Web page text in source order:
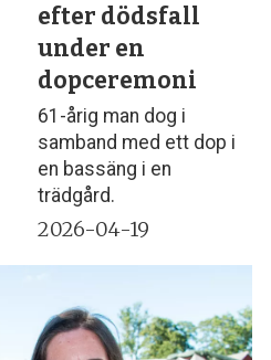
efter dödsfall
under en
dopceremoni
61-årig man dog i
samband med ett dop i
en bassäng i en
trädgård.
2026-04-19